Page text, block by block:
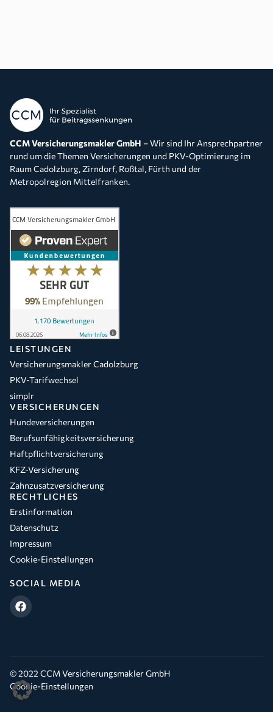
CCM Versicherungsmakler GmbH – Wir sind Ihr Ansprechpartner
rund um die Themen Versicherungen und PKV-Optimierung im
Raum Cadolzburg, Zirndorf, Roßtal, Fürth und der
Metropolregion Mittelfranken.
LEISTUNGEN
Versicherungsmakler Cadolzburg
PKV-Tarifwechsel
simplr
VERSICHERUNGEN
Hundeversicherungen
Berufsunfähigkeitsversicherung
Haftpflichtversicherung
KFZ-Versicherung
Zahnzusatzversicherung
RECHTLICHES
Erstinformation
Datenschutz
Impressum
Cookie-Einstellungen
SOCIAL MEDIA
© 2022 CCM Versicherungsmakler GmbH
Cookie-Einstellungen